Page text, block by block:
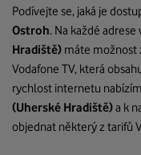
Podívejte se, jaká je
Ostroh. Na každé adrese
Hradiště) máte možnost
Vodafone TV, která
rychlost internetu
(Uherské Hradiště)a k
objednat některý z tarifů